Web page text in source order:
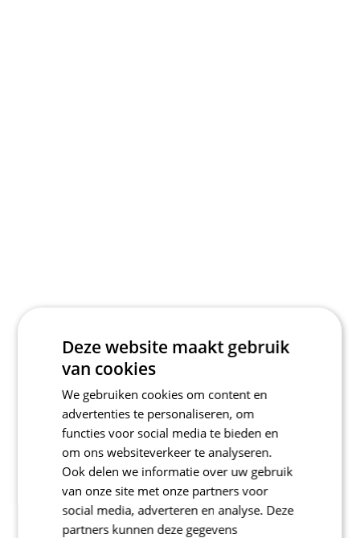
Deze website maakt gebruik
van cookies
We gebruiken cookies om content en
advertenties te personaliseren, om
functies voor social media te bieden en
om ons websiteverkeer te analyseren.
Ook delen we informatie over uw gebruik
van onze site met onze partners voor
social media, adverteren en analyse. Deze
partners kunnen deze gegevens